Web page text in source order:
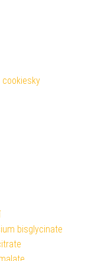
bisglycinate